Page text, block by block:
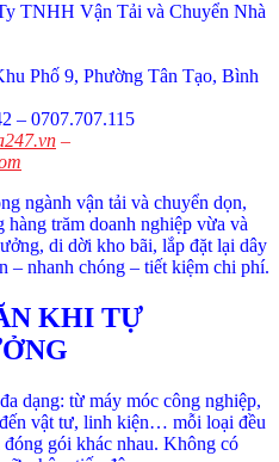
TNHH Vận Tải và Chuyển Nhà
Phố 9, Phường Tân Tạo, Bình
– 0707.707.115
–
ngành vận tải và chuyển dọn,
trăm doanh nghiệp vừa và
di dời kho bãi, lắp đặt lại dây
– nhanh chóng – tiết kiệm chi phí.
KHI TỰ
dạng: từ máy móc công nghiệp,
vật tư, linh kiện… mỗi loại đều
gói khác nhau. Không có